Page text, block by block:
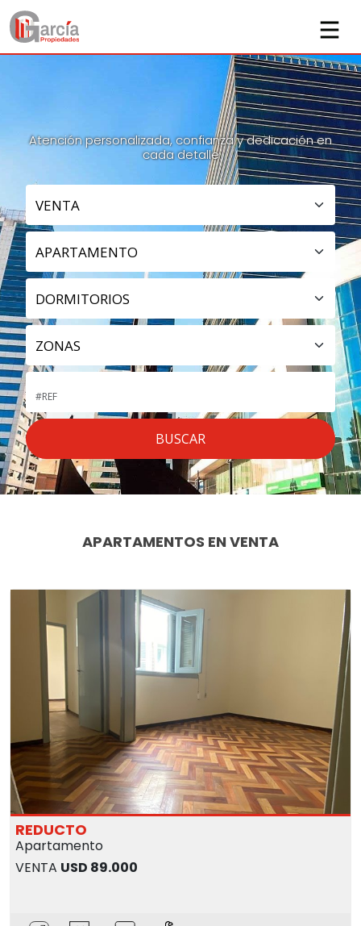
Atención personalizada, confianza y dedicación en
cada detalle
APARTAMENTOS EN VENTA
REDUCTO
Apartamento
VENTA USD 89.000